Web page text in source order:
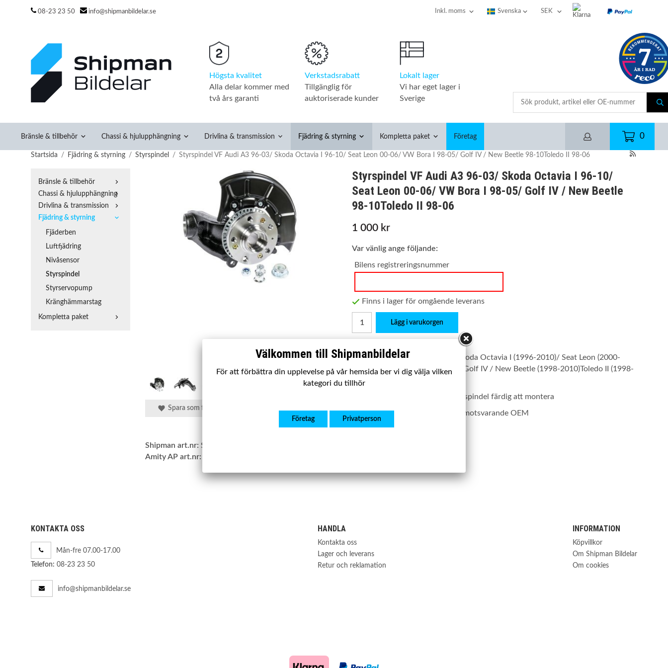
08-23 23 50 info@shipmanbildelar.se
Högsta kvalitet
Alla delar kommer med
två års garanti
Verkstadsrabatt
Tillgänglig för
auktoriserade kunder
Lokalt lager
Vi har eget lager i
Sverige
Bränsle & tillbehör Chassi & hjulupphängning Drivlina & transmission Fjädring & styrning Kompletta paket Företag 0
Startsida / Fjädring & styrning / Styrspindel / Styrspindel VF Audi A3 96-03/ Skoda Octavia I 96-10/ Seat Leon 00-06/ VW Bora I 98-05/ Golf IV / New Beetle 98-10Toledo II 98-06
Bränsle & tillbehör
Chassi & hjulupphängning
Drivlina & transmission
Fjädring & styrning
Fjäderben
Luftfjädring
Nivåsensor
Styrspindel
Styrservopump
Kränghämmarstag
Kompletta paket
Styrspindel VF Audi A3 96-03/ Skoda Octavia I 96-10/
Seat Leon 00-06/ VW Bora I 98-05/ Golf IV / New Beetle
98-10Toledo II 98-06
1 000 kr
Var vänlig ange följande:
Bilens registreringsnummer
Finns i lager för omgående leverans
Lägg i varukorgen
Passar:Audi A3 (1996-2003)/ Skoda Octavia I (1996-2010)/ Seat Leon (2000-
2006)/ VW Bora I (1998-2005)/ Golf IV / New Beetle (1998-2010)Toledo II (1998-
2006)/
Komplett styrspindel färdig att montera
Utförande:Ny kvalitetsprodukt motsvarande OEM
Garanti:2 år
Spara som favorit
Shipman art.nr: SBSS033
Amity AP art.nr:
KONTAKTA OSS
Mån-fre 07.00-17.00
Telefon: 08-23 23 50
info@shipmanbildelar.se
HANDLA
Kontakta oss
Lager och leverans
Retur och reklamation
INFORMATION
Köpvillkor
Om Shipman Bildelar
Om cookies
Välkommen till Shipmanbildelar
För att förbättra din upplevelse på vår hemsida ber vi dig välja vilken
kategori du tillhör
Företag Privatperson